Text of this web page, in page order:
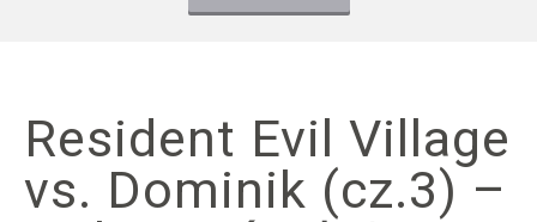
Resident Evil Village
vs. Dominik (cz.3) –